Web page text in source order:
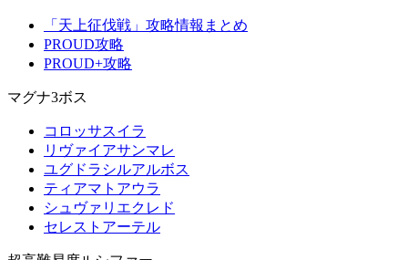
「天上征伐戦」攻略情報まとめ
PROUD攻略
PROUD+攻略
マグナ3ボス
コロッサスイラ
リヴァイアサンマレ
ユグドラシルアルボス
ティアマトアウラ
シュヴァリエクレド
セレストアーテル